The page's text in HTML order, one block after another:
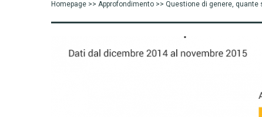
Homepage >> Approfondimento >> Questione di genere,